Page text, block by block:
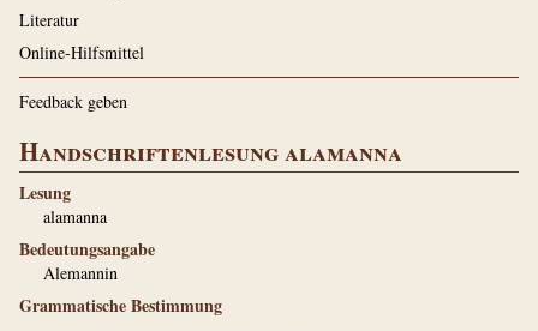
Literatur
Online-Hilfsmittel
Feedback geben
Handschriftenlesung alamanna
Lesung
alamanna
Bedeutungsangabe
Alemannin
Grammatische Bestimmung